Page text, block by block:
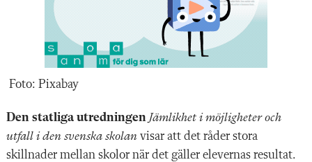
Foto: Pixabay
Den statliga utredningen Jämlikhet i möjligheter och
utfall i den svenska skolan visar att det råder stora
skillnader mellan skolor när det gäller elevernas resultat.